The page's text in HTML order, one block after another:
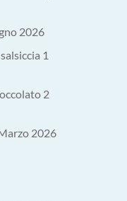
2026
1
2
2026